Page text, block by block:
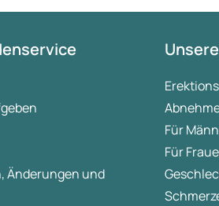
Änderungen und
Für
Für